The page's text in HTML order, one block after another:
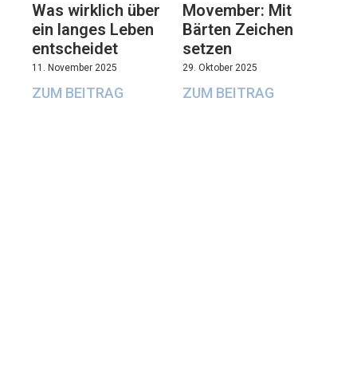
Was wirklich über
ein langes Leben
entscheidet
11. November 2025
ZUM BEITRAG
Movember: Mit
Bärten Zeichen
setzen
29. Oktober 2025
ZUM BEITRAG